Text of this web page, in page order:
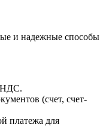
и надежные способы
НДС.
(счет, счет-
платежа для